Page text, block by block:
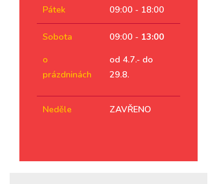
Pátek 09:00 - 18:00
Sobota
o
prázdninách
09:00 - 13:00
od 4.7.- do
29.8.
Neděle ZAVŘENO